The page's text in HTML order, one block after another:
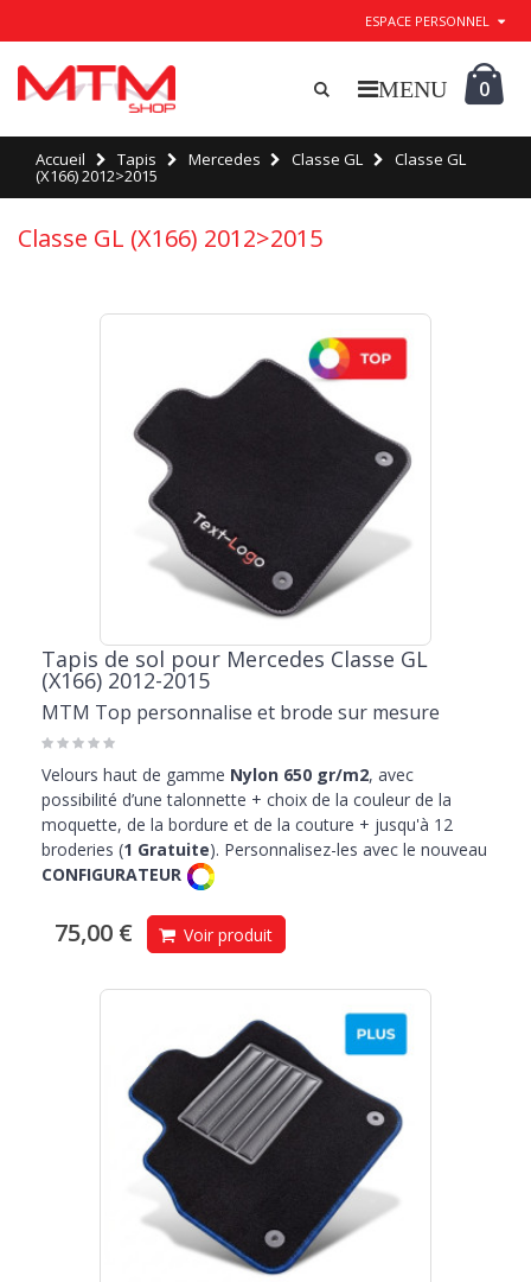
ESPACE PERSONNEL
0
Accueil Tapis Mercedes Classe GL Classe GL
(X166) 2012>2015
Classe GL (X166) 2012>2015
Tapis de sol pour Mercedes Classe GL
(X166) 2012-2015
MTM Top personnalise et brode sur mesure
Velours haut de gamme Nylon 650 gr/m2, avec
possibilité d’une talonnette + choix de la couleur de la
moquette, de la bordure et de la couture + jusqu'à 12
broderies (1 Gratuite). Personnalisez-les avec le nouveau
CONFIGURATEUR
75,00 € Voir produit